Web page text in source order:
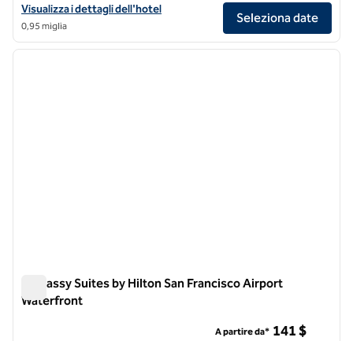
Visualizza i dettagli dell'hotel DoubleTree by Hilton Hotel San
Visualizza i dettagli dell'hotel
0,95 miglia
Seleziona date
1/12
1 di 12
Embassy Suites by Hilton San Francisco Airport
Waterfront
A partire da* 141 $